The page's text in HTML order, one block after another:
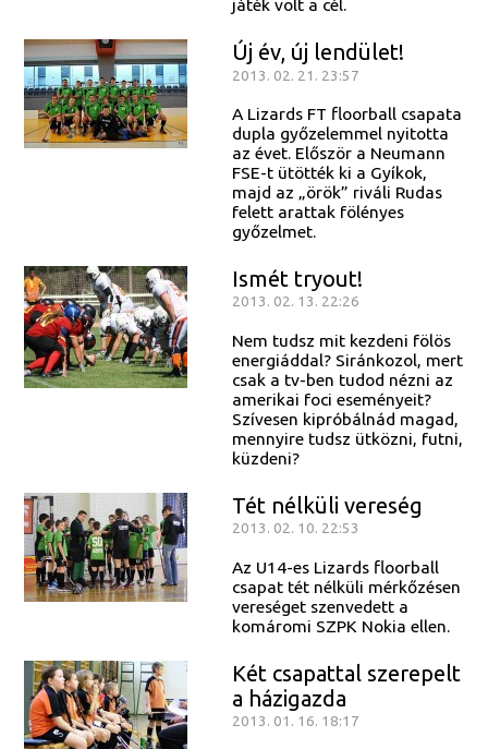
játék volt a cél.
Új év, új lendület!
2013. 02. 21. 23:57
A Lizards FT floorball csapata
dupla győzelemmel nyitotta
az évet. Először a Neumann
FSE-t ütötték ki a Gyíkok,
majd az „örök” riváli Rudas
felett arattak fölényes
győzelmet.
Ismét tryout!
2013. 02. 13. 22:26
Nem tudsz mit kezdeni fölös
energiáddal? Siránkozol, mert
csak a tv-ben tudod nézni az
amerikai foci eseményeit?
Szívesen kipróbálnád magad,
mennyire tudsz ütközni, futni,
küzdeni?
Tét nélküli vereség
2013. 02. 10. 22:53
Az U14-es Lizards floorball
csapat tét nélküli mérkőzésen
vereséget szenvedett a
komáromi SZPK Nokia ellen.
Két csapattal szerepelt
a házigazda
2013. 01. 16. 18:17